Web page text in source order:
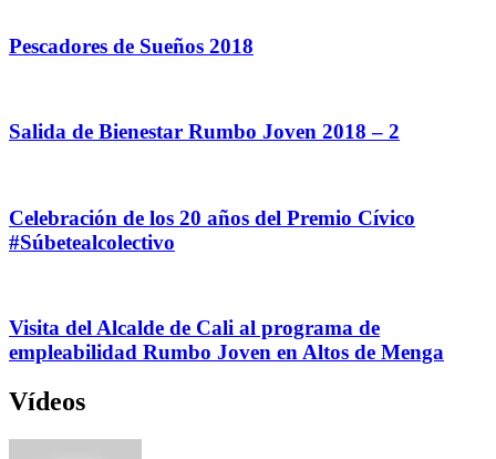
Pescadores de Sueños 2018
Salida de Bienestar Rumbo Joven 2018 – 2
Celebración de los 20 años del Premio Cívico
#Súbetealcolectivo
Visita del Alcalde de Cali al programa de
empleabilidad Rumbo Joven en Altos de Menga
Vídeos